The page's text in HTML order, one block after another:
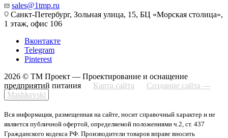
sales@1tmp.ru
Санкт-Петербург, Зольная улица, 15, БЦ «Морская столица»,
1 этаж, офис 106
Вконтакте
Telegram
Pinterest
2026 © ТМ Проект — Проектирование и оснащение
предприятий питания
Карта сайта
Создание сайта —
Mashkevski
Вся информация, размещенная на сайте, носит справочный характер и не
является публичной офертой, определяемой положениями ч.2, ст. 437
Гражданского кодекса РФ. Производители товаров вправе вносить